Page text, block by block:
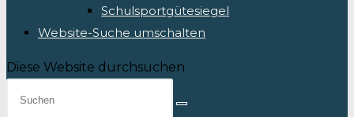
Schulsportgütesiegel
Website-Suche umschalten
Diese Website durchsuchen